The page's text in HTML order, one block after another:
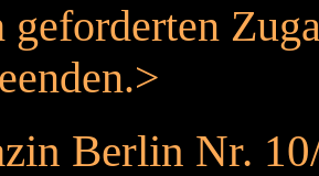
geforderten
Berlin Nr.